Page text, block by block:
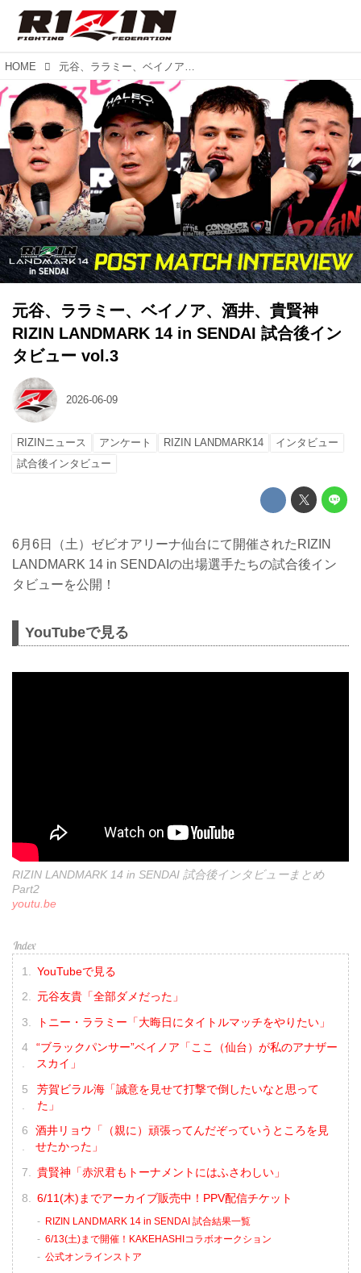
HOME 元谷、ララミー、ベイノア、酒井、貴賢神 RIZIN LANDMARK 14 in SENDAI 試合後インタビュー vol.3
元谷、ララミー、ベイノア、酒井、貴賢神
RIZIN LANDMARK 14 in SENDAI 試合後イン
タビュー vol.3
2026-06-09
RIZINニュース アンケート RIZIN LANDMARK14
インタビュー
試合後インタビュー
6月6日（土）ゼビオアリーナ仙台にて開催されたRIZIN
LANDMARK 14 in SENDAIの出場選手たちの試合後イン
タビューを公開！
YouTubeで見る
RIZIN LANDMARK 14 in SENDAI 試合後インタビューまとめ
Part2
youtu.be
YouTubeで見る
元谷友貴「全部ダメだった」
トニー・ララミー「大晦日にタイトルマッチをやりたい」
“ブラックパンサー”ベイノア「ここ（仙台）が私のアナザー
スカイ」
芳賀ビラル海「誠意を見せて打撃で倒したいなと思って
た」
酒井リョウ「（親に）頑張ってんだぞっていうところを見
せたかった」
貴賢神「赤沢君もトーナメントにはふさわしい」
6/11(木)までアーカイブ販売中！PPV配信チケット
RIZIN LANDMARK 14 in SENDAI 試合結果一覧
6/13(土)まで開催！KAKEHASHIコラボオークション
公式オンラインストア